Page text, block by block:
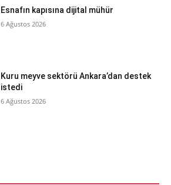
Esnafın kapısına dijital mühür
6 Ağustos 2026
Kuru meyve sektörü Ankara’dan destek
istedi
6 Ağustos 2026